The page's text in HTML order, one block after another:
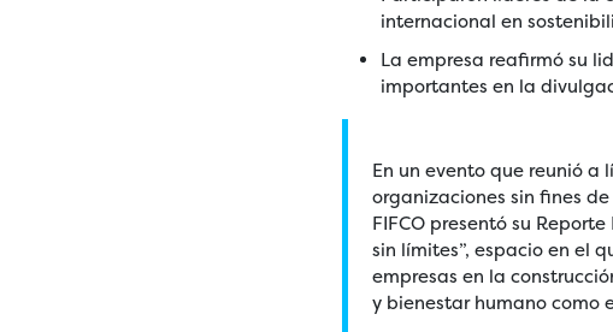
internacional en
La empresa reafirmó su
importantes en la
En un evento que reunió a
organizaciones sin fines
FIFCO presentó su
sin límites”, espacio en el
empresas en la
y bienestar humano como